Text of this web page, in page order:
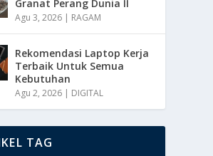
Granat Perang Dunia II
Agu 3, 2026 | RAGAM
Rekomendasi Laptop Kerja
Terbaik Untuk Semua
Kebutuhan
Agu 2, 2026 | DIGITAL
TAG